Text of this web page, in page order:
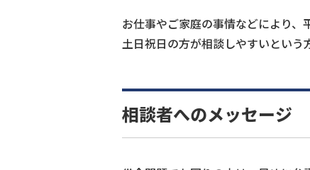
お仕事やご家庭の事情などにより、
土日祝日の方が相談しやすいという
相談者へのメッセージ